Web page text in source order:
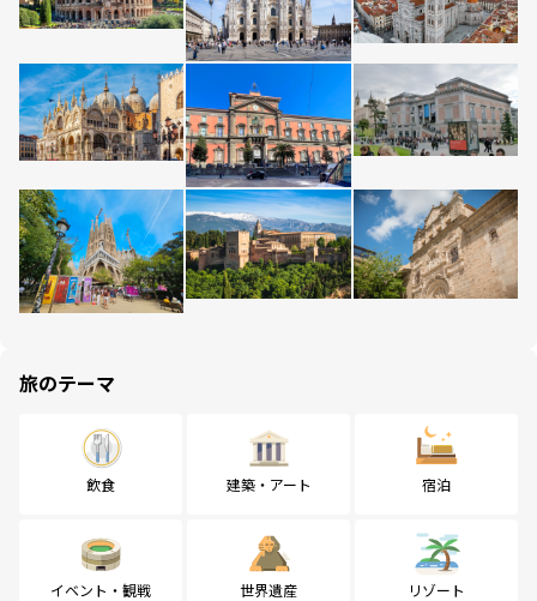
旅のテーマ
飲食 建築・アート 宿泊
イベント・観戦 世界遺産 リゾート